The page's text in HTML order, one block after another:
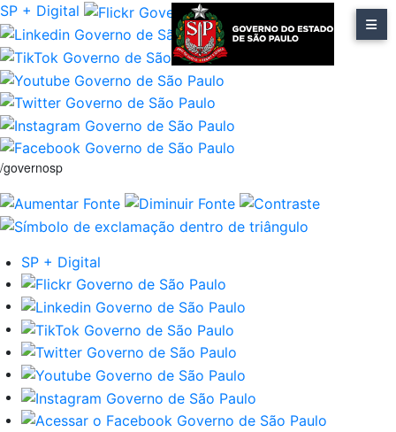
SP + Digital
/governosp
SP + Digital